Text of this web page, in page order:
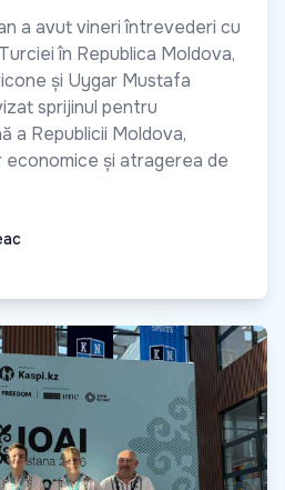
a avut vineri întrevederi cu
în Republica Moldova,
și Uygar Mustafa
sprijinul pentru
a Republicii Moldova,
și atragerea de